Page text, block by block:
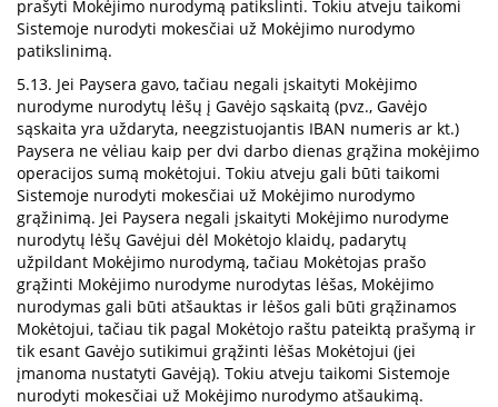
prašyti Mokėjimo nurodymą patikslinti. Tokiu atveju taikomi
Sistemoje nurodyti mokesčiai už Mokėjimo nurodymo
patikslinimą.
5.13. Jei Paysera gavo, tačiau negali įskaityti Mokėjimo
nurodyme nurodytų lėšų į Gavėjo sąskaitą (pvz., Gavėjo
sąskaita yra uždaryta, neegzistuojantis IBAN numeris ar kt.)
Paysera ne vėliau kaip per dvi darbo dienas grąžina mokėjimo
operacijos sumą mokėtojui. Tokiu atveju gali būti taikomi
Sistemoje nurodyti mokesčiai už Mokėjimo nurodymo
grąžinimą. Jei Paysera negali įskaityti Mokėjimo nurodyme
nurodytų lėšų Gavėjui dėl Mokėtojo klaidų, padarytų
užpildant Mokėjimo nurodymą, tačiau Mokėtojas prašo
grąžinti Mokėjimo nurodyme nurodytas lėšas, Mokėjimo
nurodymas gali būti atšauktas ir lėšos gali būti grąžinamos
Mokėtojui, tačiau tik pagal Mokėtojo raštu pateiktą prašymą ir
tik esant Gavėjo sutikimui grąžinti lėšas Mokėtojui (jei
įmanoma nustatyti Gavėją). Tokiu atveju taikomi Sistemoje
nurodyti mokesčiai už Mokėjimo nurodymo atšaukimą.